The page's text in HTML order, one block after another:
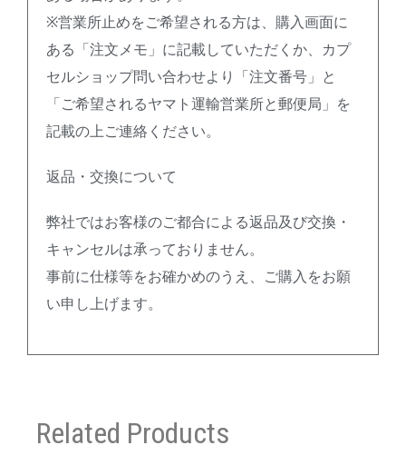
※営業所止めをご希望される方は、購入画面に
ある「注文メモ」に記載していただくか、カプ
セルショップ問い合わせより「注文番号」と
「ご希望されるヤマト運輸営業所と郵便局」を
記載の上ご連絡ください。
返品・交換について
弊社ではお客様のご都合による返品及び交換・
キャンセルは承っておりません。
事前に仕様等をお確かめのうえ、ご購入をお願
い申し上げます。
Related Products